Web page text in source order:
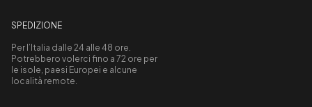
SPEDIZIONE
Per l’Italia dalle 24 alle 48 ore.
Potrebbero volerci fino a 72 ore per
le isole, paesi Europei e alcune
località remote.